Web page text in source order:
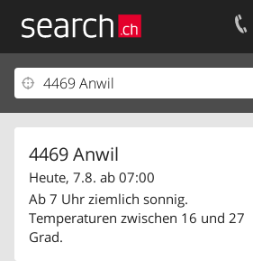
4469 Anwil
Heute, 7.8. ab 07:00
Ab 7 Uhr ziemlich sonnig.
Temperaturen zwischen 16 und 27
Grad.
Ihr Eintrag
Kundencenter Geschäftskunden